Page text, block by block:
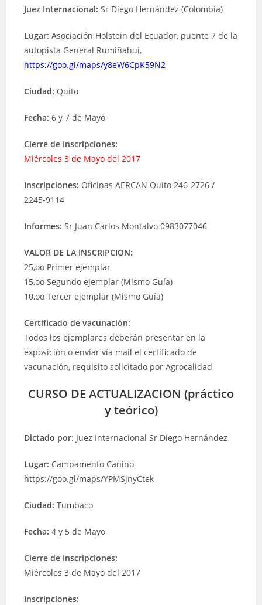
Juez Internacional: Sr Diego Hernández (Colombia)
Lugar: Asociación Holstein del Ecuador, puente 7 de la
autopista General Rumiñahui,
https://goo.gl/maps/y8eW6CpK59N2
Ciudad: Quito
Fecha: 6 y 7 de Mayo
Cierre de Inscripciones:
Miércoles 3 de Mayo del 2017
Inscripciones: Oficinas AERCAN Quito 246-2726 /
2245-9114
Informes: Sr Juan Carlos Montalvo 0983077046
VALOR DE LA INSCRIPCION:
25,oo Primer ejemplar
15,oo Segundo ejemplar (Mismo Guía)
10,oo Tercer ejemplar (Mismo Guía)
Certificado de vacunación:
Todos los ejemplares deberán presentar en la
exposición o enviar vía mail el certificado de
vacunación, requisito solicitado por Agrocalidad
CURSO DE ACTUALIZACION (práctico
y teórico)
Dictado por: Juez Internacional Sr Diego Hernández
Lugar: Campamento Canino
https://goo.gl/maps/YPMSjnyCtek
Ciudad: Tumbaco
Fecha: 4 y 5 de Mayo
Cierre de Inscripciones:
Miércoles 3 de Mayo del 2017
Inscripciones: